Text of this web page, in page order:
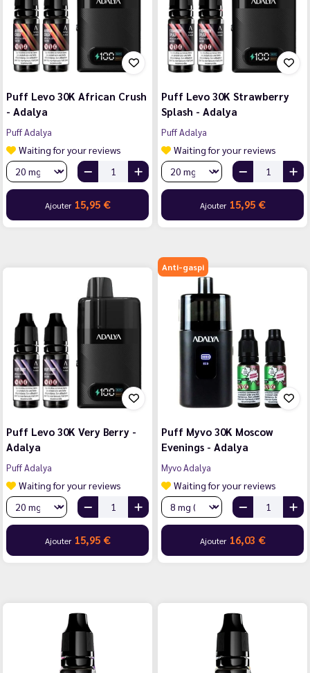
Puff Levo 30K African Crush
- Adalya
Puff Adalya
Waiting for your reviews
Ajouter 15,95 €
Puff Levo 30K Strawberry
Splash - Adalya
Puff Adalya
Waiting for your reviews
Ajouter 15,95 €
Puff Levo 30K Very Berry -
Adalya
Puff Adalya
Waiting for your reviews
Ajouter 15,95 €
Anti-gaspi
Puff Myvo 30K Moscow
Evenings - Adalya
Myvo Adalya
Waiting for your reviews
Ajouter 16,03 €